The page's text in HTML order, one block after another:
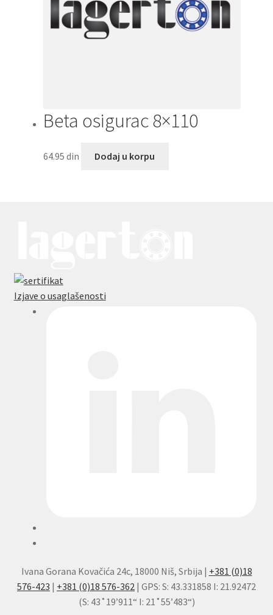
Beta osigurac 8×110
64.95 din Dodaj u korpu
Izjave o usaglašenosti
Ivana Gorana Kovačića 24c, 18000 Niš, Srbija | +381 (0)18
576-423 | +381 (0)18 576-362 | GPS: S: 43.331858 I: 21.92472
(S: 43˚19’911“ I: 21˚55’483“)